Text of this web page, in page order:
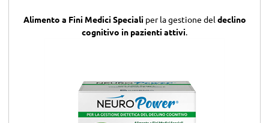
Alimento a Fini Medici Speciali per la gestione del declino
cognitivo in pazienti attivi.